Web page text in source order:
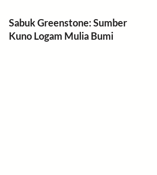
Sabuk Greenstone: Sumber
Kuno Logam Mulia Bumi